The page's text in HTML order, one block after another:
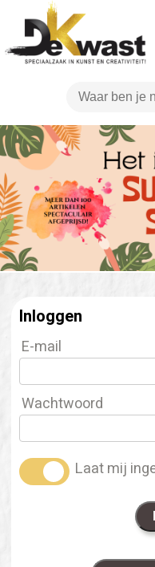
Inloggen
E-mail
Wachtwoord
Laat mij